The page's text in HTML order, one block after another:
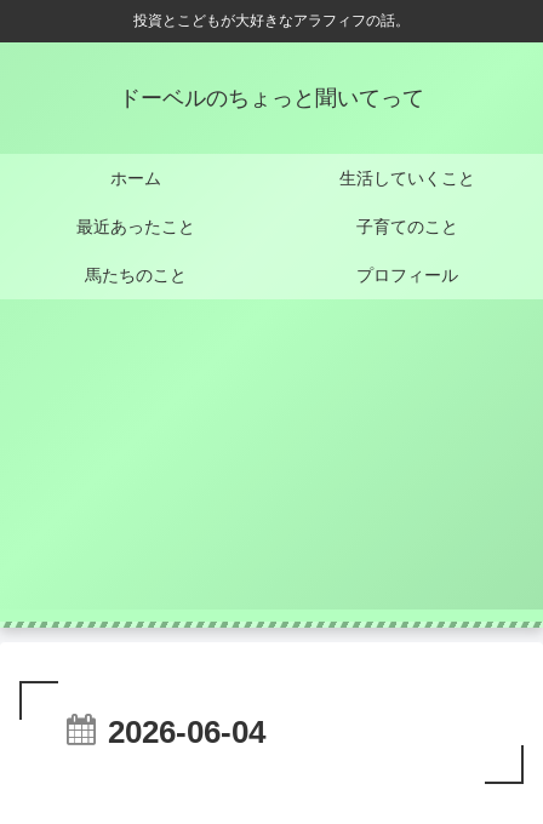
投資とこどもが大好きなアラフィフの話。
ドーベルのちょっと聞いてって
ホーム 生活していくこと
最近あったこと 子育てのこと
馬たちのこと プロフィール
2026-06-04